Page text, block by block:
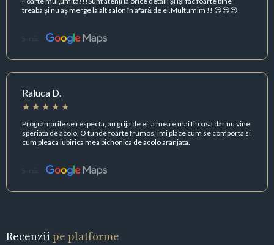
treaba și nu aș merge la alt salon în afară de ei.Multumim !! 😍😍😍
Sursă:
Raluca D.
Programarile se respecta, au grija de ei, a mea e mai fitoasa dar nu vine
speriata de acolo. O tunde foarte frumos, imi place cum se comporta si
cum pleaca iubirica mea bichonica de acolo aranjata.
Sursă:
Recenzii pe platforme